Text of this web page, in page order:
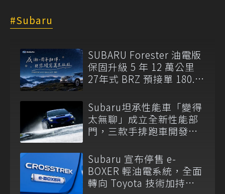
Subaru
SUBARU Forester 油電版
保固升級 5 年 12 萬公里
27年式 BRZ 預接單 180.8
Subaru坦承性能車「變得
太無聊」成立全新性能部
門，三款手排跑車開發
Subaru 宣布停售 e-
BOXER 輕油電系統，全面
轉向 Toyota 技術加持